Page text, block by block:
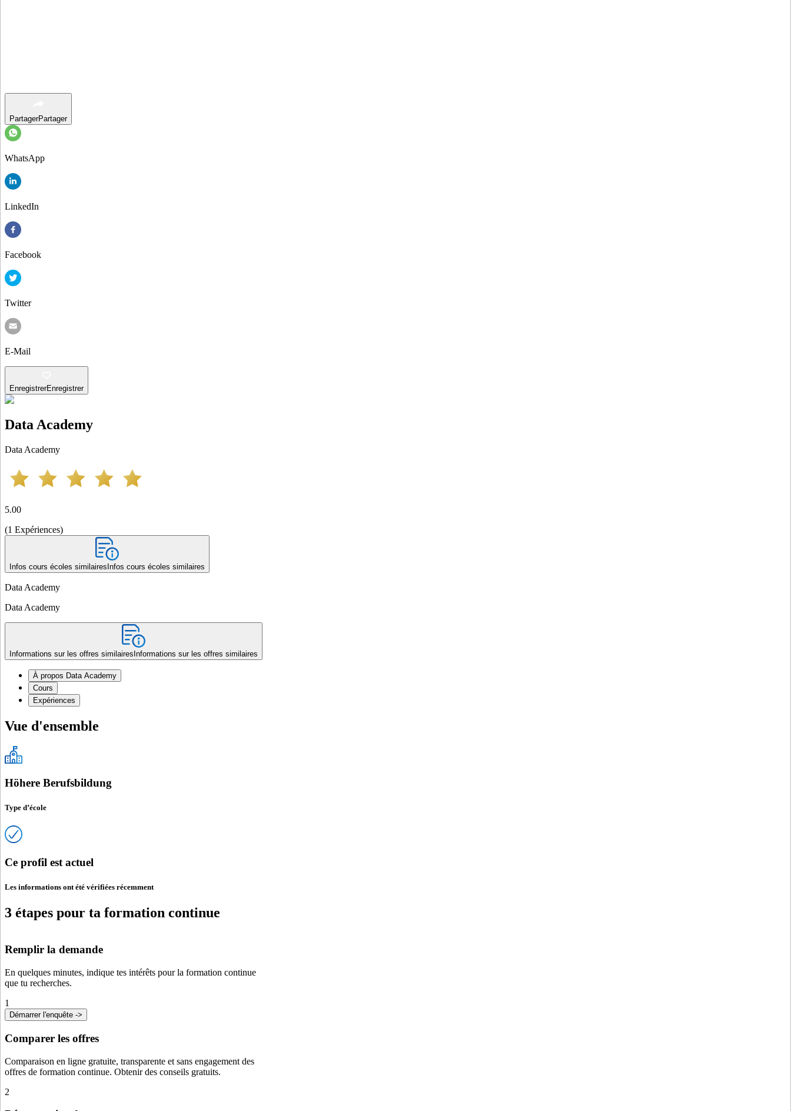
PartagerPartager
WhatsApp
LinkedIn
Facebook
Twitter
E-Mail
EnregistrerEnregistrer
Data Academy
Data Academy
5.00
(1 Expériences)
Infos cours écoles similaires Infos cours écoles similaires
Data Academy
Data Academy
Informations sur les offres similaires Informations sur les offres similaires
À propos Data Academy
Cours
Expériences
Vue d'ensemble
Höhere Berufsbildung
Type d’école
Ce profil est actuel
Les informations ont été vérifiées récemment
3 étapes pour ta formation continue
Remplir la demande
En quelques minutes, indique tes intérêts pour la formation continue
que tu recherches.
1
Démarrer l'enquête ->
Comparer les offres
Comparaison en ligne gratuite, transparente et sans engagement des
offres de formation continue. Obtenir des conseils gratuits.
2